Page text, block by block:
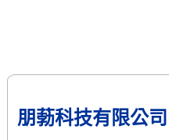
朋葧科技有限公司